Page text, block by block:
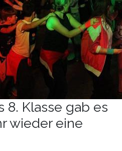
8. Klasse gab es
wieder eine